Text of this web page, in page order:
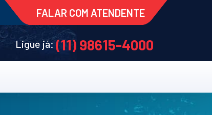
FALAR COM ATENDENTE
Ligue já: (11) 98615-4000